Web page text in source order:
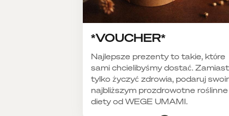
*VOUCHER*
Najlepsze prezenty to takie, które
sami chcielibyśmy dostać. Zamiast
tylko życzyć zdrowia, podaruj
najbliższym prozdrowotne roślinne
diety od WEGE UMAMI.